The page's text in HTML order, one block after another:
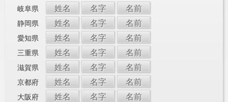
岐阜県 姓名 名字 名前
静岡県 姓名 名字 名前
愛知県 姓名 名字 名前
三重県 姓名 名字 名前
滋賀県 姓名 名字 名前
京都府 姓名 名字 名前
大阪府 姓名 名字 名前